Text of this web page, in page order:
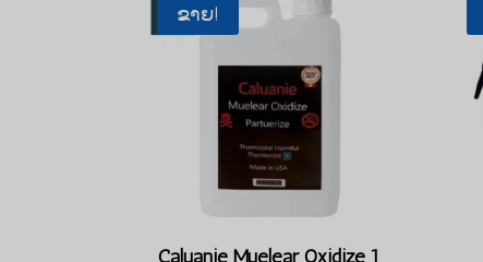
ຂາຍ!
Caluanie Muelear Oxidize 1